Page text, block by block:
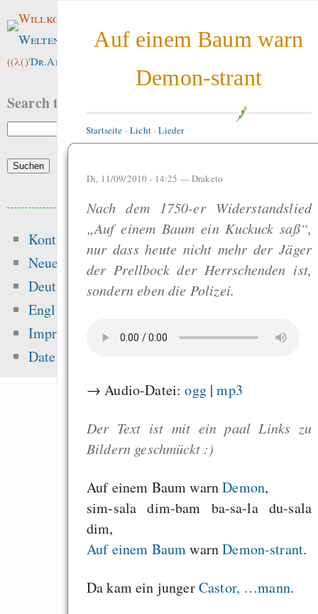
Auf einem Baum warn
Demon-strant
Startseite ›Licht›Lieder
Di, 11/09/2010 - 14:25 —Draketo
Nach dem 1750-er Widerstandslied
„Auf einem Baum ein Kuckuck saß“,
nur dass heute nicht mehr der Jäger
der Prellbock der Herrschenden ist,
sondern eben die Polizei.
→ Audio-Datei:ogg|mp3
Der Text ist mit ein paal Links zu
Bildern geschmückt :)
Auf einem Baum warnDemon,
sim-sala dim-bam ba-sa-la du-sala
dim,
Auf einem BaumwarnDemon-strant.
Da kam ein jungerCastor, …mann.
Willkommen im
Weltenwald
((λ()'Dr.ArneBab
Search this site:
Kontakt
Neue Inhalte
Deutsch
English
Impressum
Datenschutz
Beliebte Inhalte
Heute:
Hansen 2016 got
peer-review —
superstorms”
Die erste Million
Fehler
Wirtschaftssystems
Kommentare
Zuletzt angezeigt:
Fehlinfos zum Hurd